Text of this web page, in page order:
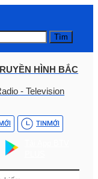
Tìm
HÌNH BẮC
- Television
TINMỚI